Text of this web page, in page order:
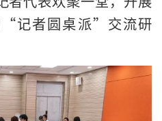
“记者圆桌派”交流研